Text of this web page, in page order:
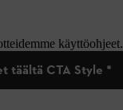
käyttöohjeet.
täältä CTA Style *